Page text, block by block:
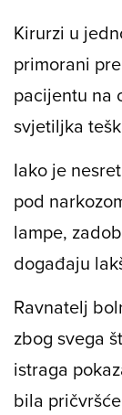
Kirurzi u
primorani
pacijentu na
svjetiljka
Iako je
pod
lampe,
događaju
Ravnatelj
zbog svega
istraga
bila